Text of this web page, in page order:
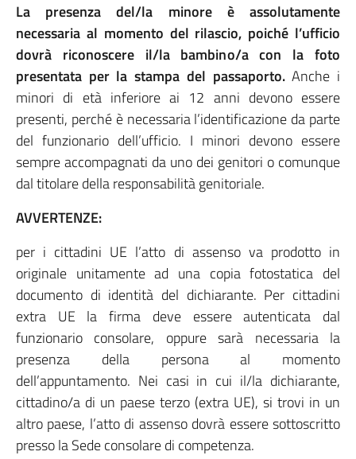
La presenza del/la minore è assolutamente
necessaria al momento del rilascio, poiché l’ufficio
dovrà riconoscere il/la bambino/a con la foto
presentata per la stampa del passaporto.Anche i
minori di età inferiore ai 12 anni devono essere
presenti, perché è necessaria l’identificazione da parte
del funzionario dell’ufficio. I minori devono essere
sempre accompagnati da uno dei genitori o comunque
dal titolare della responsabilità genitoriale.
AVVERTENZE:
per i cittadini UE l’atto di assenso va prodotto in
originale unitamente ad una copia fotostatica del
documento di identità del dichiarante. Per cittadini
extra UE la firma deve essere autenticata dal
funzionario consolare, oppure sarà necessaria la
presenza della persona al momento
dell’appuntamento. Nei casi in cui il/la dichiarante,
cittadino/a di un paese terzo (extra UE), si trovi in un
altro paese, l’atto di assenso dovrà essere sottoscritto
presso la Sede consolare di competenza.